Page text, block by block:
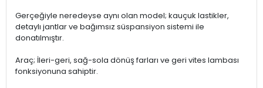
Gerçeğiyle neredeyse aynı olan model; kauçuk lastikler,
detaylı jantlar ve bağımsız süspansiyon sistemi ile
donatılmıştır.
Araç; İleri-geri, sağ-sola dönüş farları ve geri vites lambası
fonksiyonuna sahiptir.